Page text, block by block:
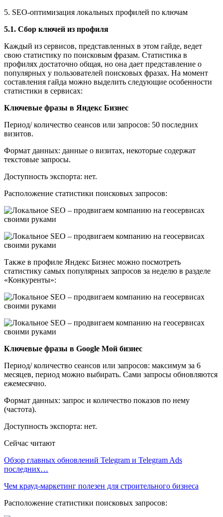
5. SEO-оптимизация локальных профилей по ключам
5.1. Сбор ключей из профиля
Каждый из сервисов, представленных в этом гайде, ведет
свою статистику по поисковым фразам. Статистика в
профилях достаточно общая, но она дает представление о
популярных у пользователей поисковых фразах. На момент
составления гайда можно выделить следующие особенности
статистики в сервисах:
Ключевые фразы в Яндекс Бизнес
Период/ количество сеансов или запросов: 50 последних
визитов.
Формат данных: данные о визитах, некоторые содержат
текстовые запросы.
Доступность экспорта: нет.
Расположение статистики поисковых запросов:
Также в профиле Яндекс Бизнес можно посмотреть
статистику самых популярных запросов за неделю в разделе
«Конкуренты»:
Ключевые фразы в Google Мой бизнес
Период/ количество сеансов или запросов: максимум за 6
месяцев, период можно выбирать. Сами запросы обновляются
ежемесячно.
Формат данных: запрос и количество показов по нему
(частота).
Доступность экспорта: нет.
Сейчас читают
Обзор главных обновлений Telegram и Telegram Ads
последних…
Чем крауд-маркетинг полезен для строительного бизнеса
Расположение статистики поисковых запросов: